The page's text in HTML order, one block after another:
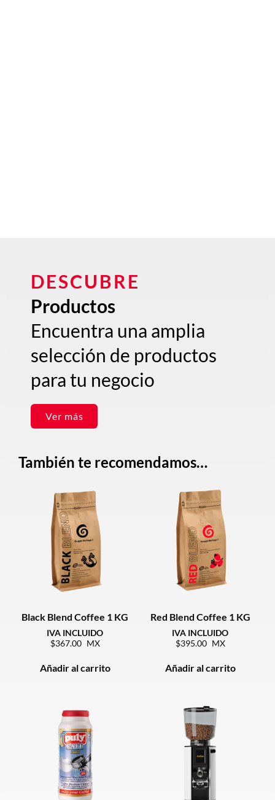
DESCUBRE
Productos
Encuentra una amplia
selección de productos
para tu negocio
Ver más
También te recomendamos…
Black Blend Coffee 1 KG
367.00
Añadir al carrito
Red Blend Coffee 1 KG
395.00
Añadir al carrito